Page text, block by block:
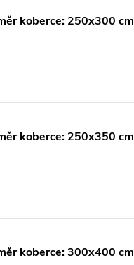
koberce: 250x300 cm
koberce: 250x350 cm
koberce: 300x400 cm